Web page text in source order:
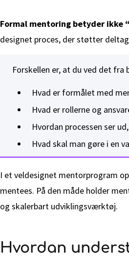
Formal mentoring betyder ikke
designet proces, der støtter
Forskellen er, at du ved det fra
Hvad er formålet med
Hvad er rollerne og
Hvordan processen ser ud,
Hvad skal man gøre i en
I et veldesignet mentorprogram
mentees. På den måde holder
og skalerbart udviklingsværktøj.
Hvordan